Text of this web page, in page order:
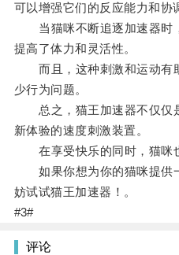
可以增强它们的反应能力和协
当猫咪不断追逐加速器时
提高了体力和灵活性。
而且，这种刺激和运动有
少行为问题。
总之，猫王加速器不仅仅
新体验的速度刺激装置。
在享受快乐的同时，猫咪也
如果你想为你的猫咪提供
妨试试猫王加速器！。
#3#
评论